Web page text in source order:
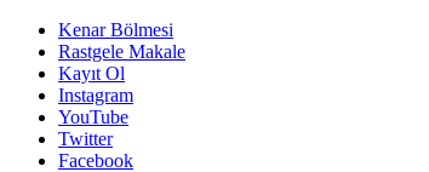
Kenar Bölmesi
Rastgele Makale
Kayıt Ol
Instagram
YouTube
Twitter
Facebook